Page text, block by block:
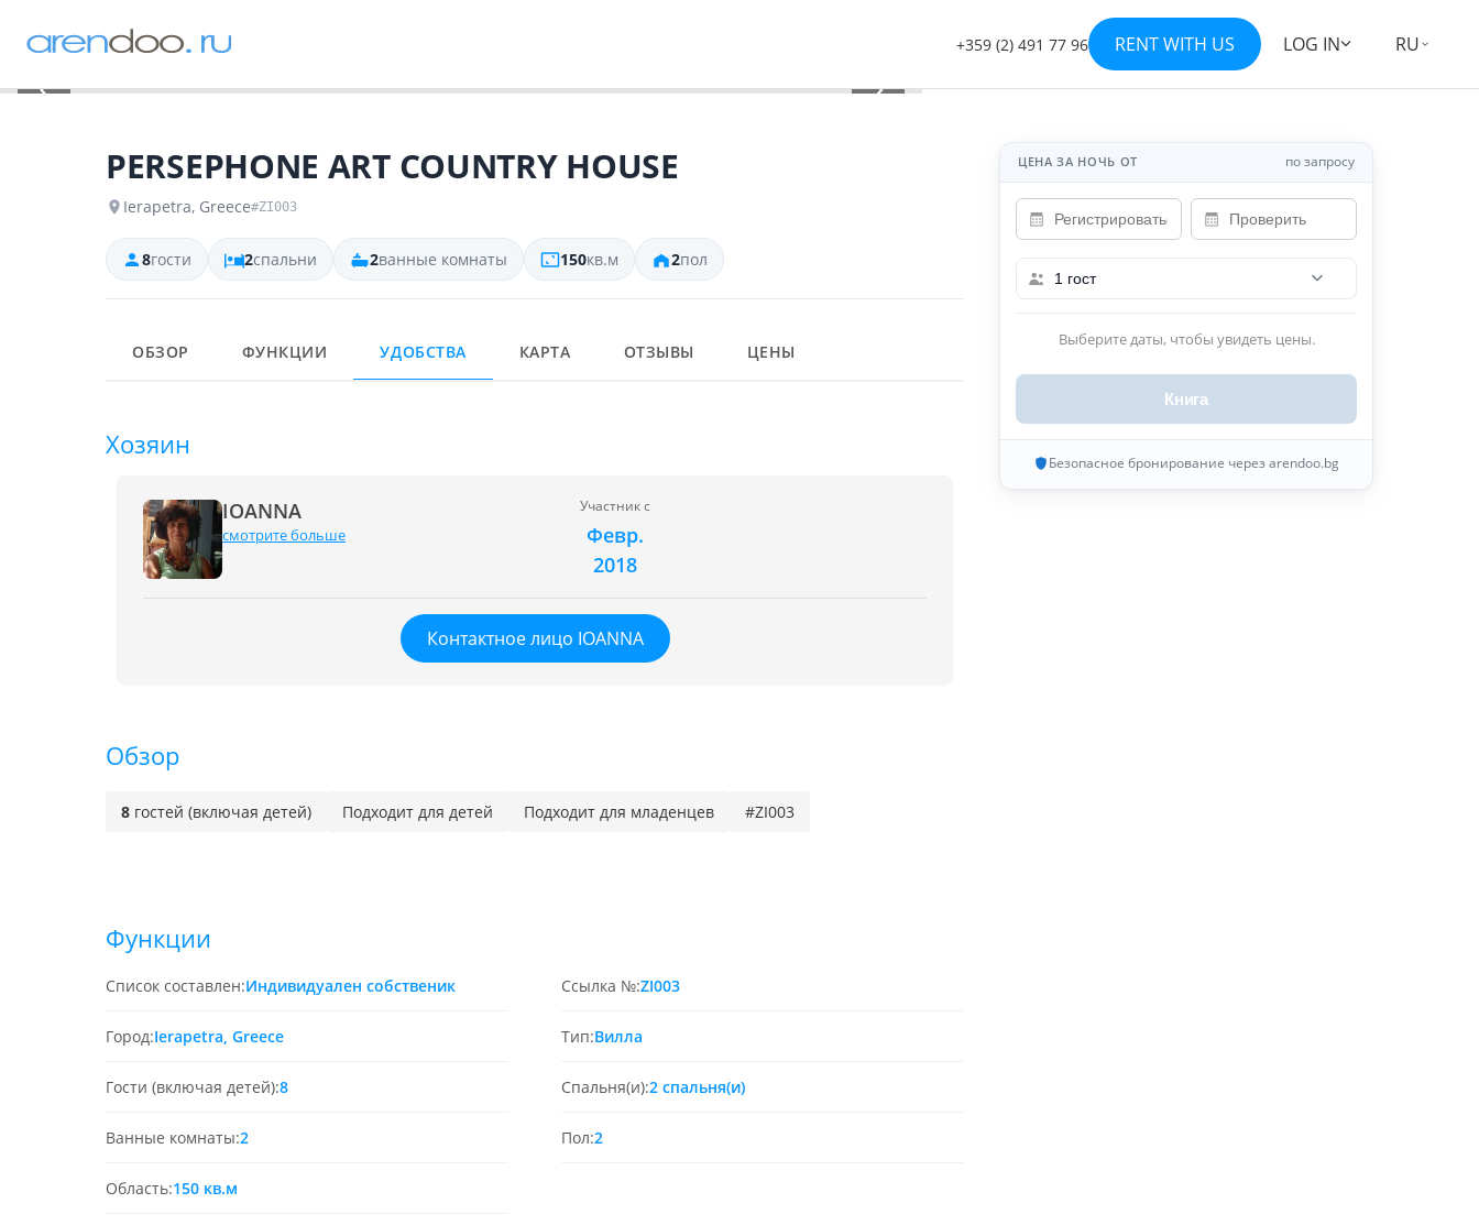
+359 (2) 491 77 96 RENT WITH US LOG IN RU
‹ ›
Показать все 18 фотографий
PERSEPHONE ART COUNTRY HOUSE
Ierapetra, Greece#ZI003
8гости 2спальни 2ванные комнаты 150кв.м 2пол
ОБЗОР ФУНКЦИИ УДОБСТВА КАРТА ОТЗЫВЫ ЦЕНЫ
Хозяин
IOANNA
смотрите больше
Участник с
Февр.
2018
Контактное лицо IOANNA
Обзор
8 гостей (включая детей) Подходит для детей Подходит для младенцев #ZI003
Функции
Список составлен:Индивидуален собственик Ссылка №:ZI003
Город:Ierapetra, Greece Тип:Вилла
Гости (включая детей):8 Спальня(и):2 спальня(и)
Ванные комнаты:2 Пол:2
Область:150 кв.м
ЦЕНА ЗА НОЧЬ ОТ по запросу
1 гост
Выберите даты, чтобы увидеть цены.
Книга
Безопасное бронирование через arendoo.bg